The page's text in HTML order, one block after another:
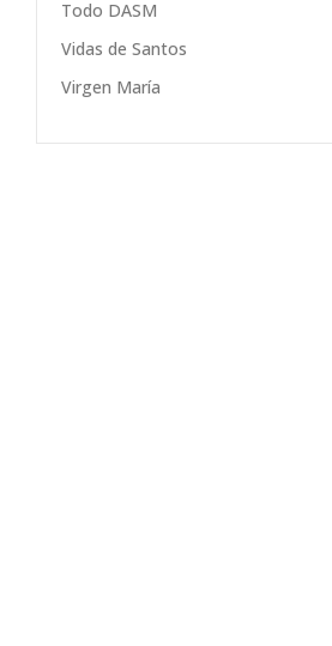
Todo DASM
Vidas de Santos
Virgen María